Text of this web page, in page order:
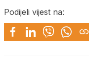
Podijeli vijest na: